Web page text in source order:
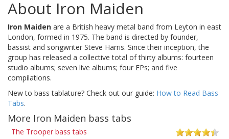
About Iron Maiden
Iron Maiden are a British heavy metal band from Leyton in east
London, formed in 1975. The band is directed by founder,
bassist and songwriter Steve Harris. Since their inception, the
group has released a collective total of thirty albums: fourteen
studio albums; seven live albums; four EPs; and five
compilations.
New to bass tablature? Check out our guide: How to Read Bass
Tabs.
More Iron Maiden bass tabs
The Trooper bass tabs